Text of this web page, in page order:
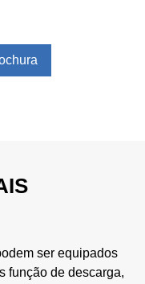
ser equipados
função de descarga,